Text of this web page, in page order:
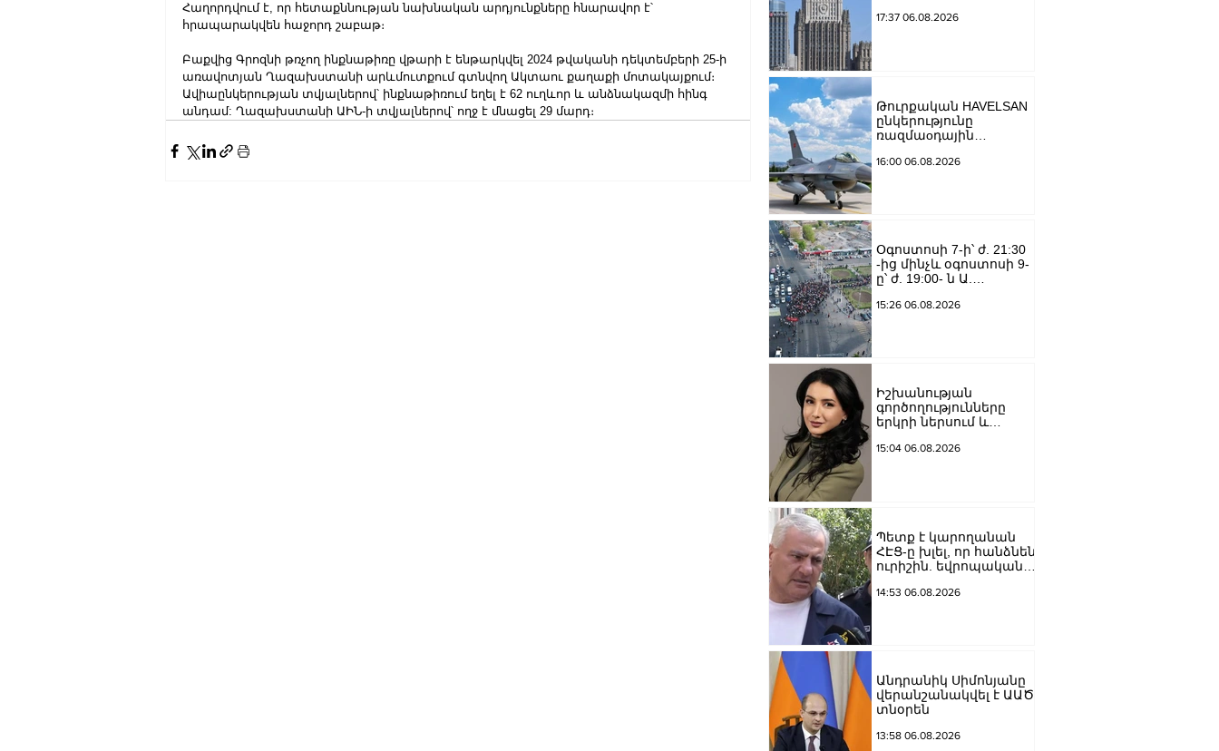
Հաղորդվում է, որ հետաքննության նախնական արդյունքները հնարավոր է՝
հրապարակվեն հաջորդ շաբաթ։
Բաքվից Գրոզնի թռչող ինքնաթիռը վթարի է ենթարկվել 2024 թվականի դեկտեմբերի 25-ի
առավոտյան Ղազախստանի արևմուտքում գտնվող Ակտաու քաղաքի մոտակայքում։
Ավիաընկերության տվյալներով՝ ինքնաթիռում եղել է 62 ուղևոր և անձնակազմի հինգ
անդամ: Ղազախստանի ԱԻՆ-ի տվյալներով՝ ողջ է մնացել 29 մարդ։
շրջադարձը դեպի ՌԴ-
17:37 06.08.2026
Թուրքական HAVELSAN
ընկերությունը
ռազմաoդային
կառավարման
16:00 06.08.2026
Օգոստոսի 7-ի՝ ժ. 21:30
-ից մինչև օգոստոսի 9-
ը՝ ժ. 19:00- ն Ա.
Մանկավարժական
փակ է լինելու
15:26 06.08.2026
Իշխանության
գործողությունները
երկրի ներսում և
դրանց
պետականության,
ազգային արժեքների և
արդարու
15:04 06.08.2026
Պետք է կարողանան
ՀԷՑ-ը խլել, որ հանձնեն
ուրիշին. եվրոպական
քայլ գնում ենք առաջ.
14:53 06.08.2026
Անդրանիկ Սիմոնյանը
վերանշանակվել է ԱԱԾ
տնօրեն
13:58 06.08.2026